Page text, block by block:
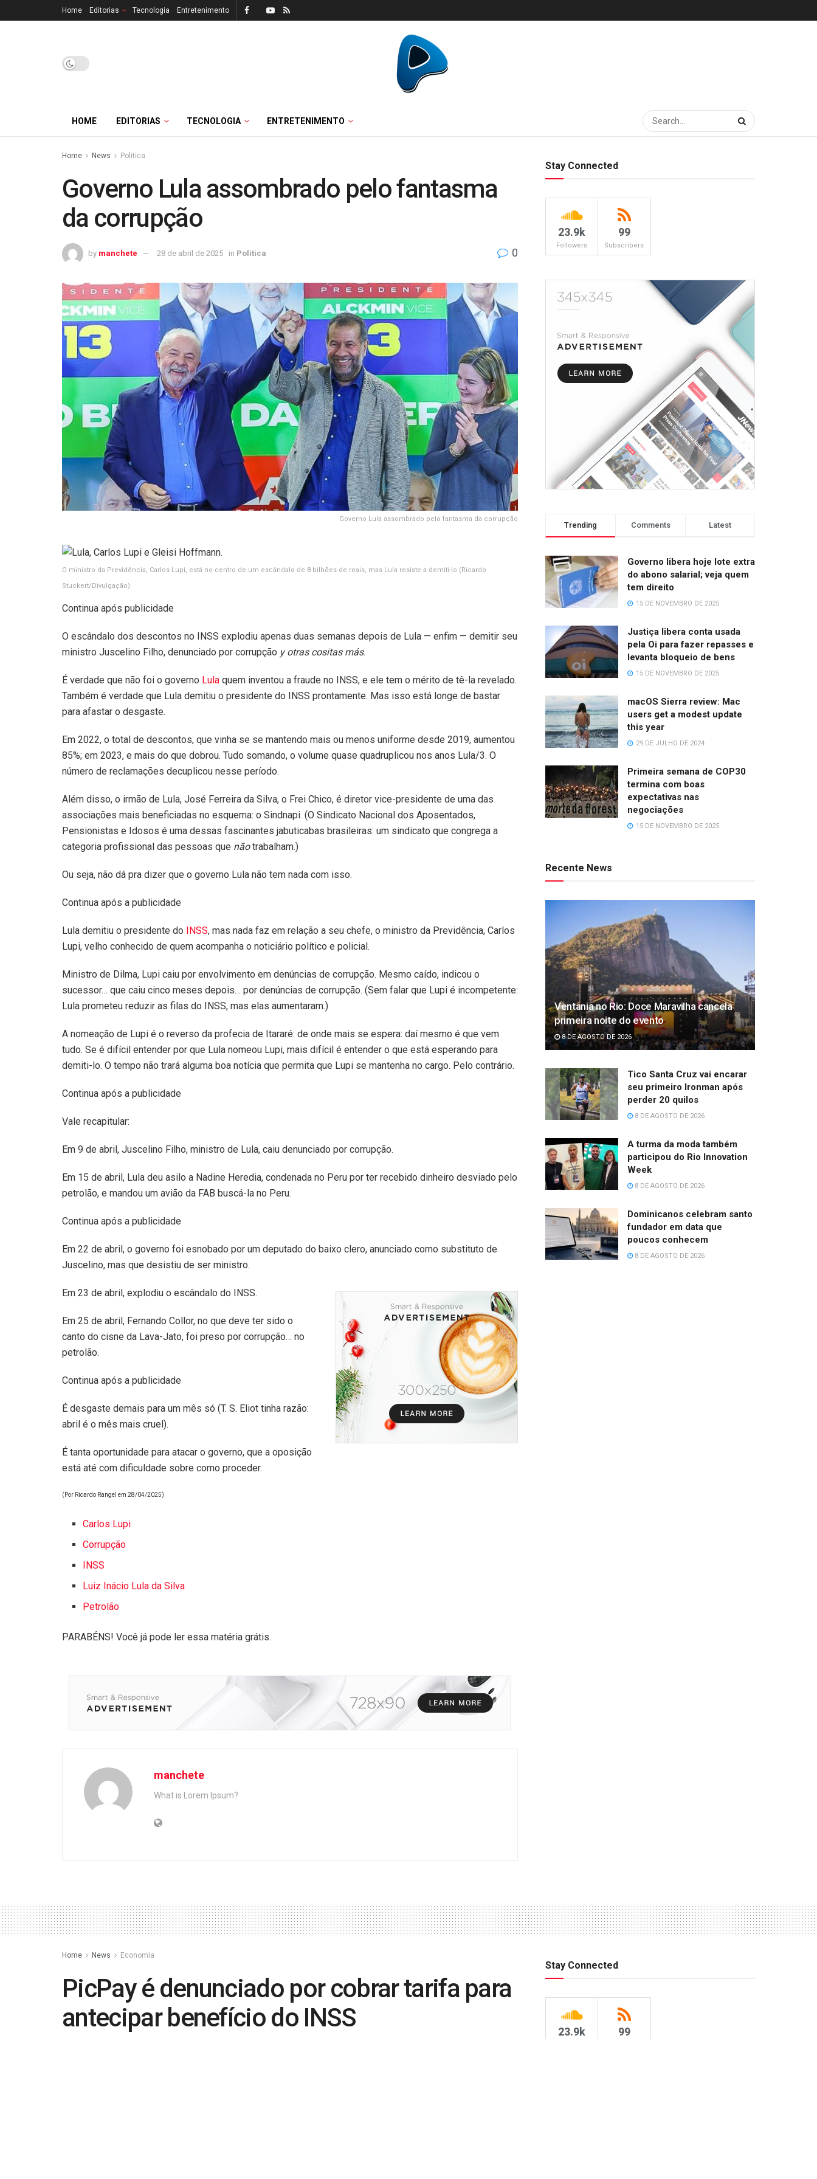
Home Editorias Tecnologia Entretenimento
HOME EDITORIAS TECNOLOGIA ENTRETENIMENTO
Home News Politica
Governo Lula assombrado pelo fantasma
da corrupção
by manchete 28 de abril de 2025 in Politica 0
Governo Lula assombrado pelo fantasma da corrupção
O ministro da Previdência, Carlos Lupi, está no centro de um escândalo de 8 bilhões de reais, mas Lula resiste a demiti-lo (Ricardo
Stuckert/Divulgação)
Continua após publicidade
O escândalo dos descontos no INSS explodiu apenas duas semanas depois de Lula — enfim — demitir seu
ministro Juscelino Filho, denunciado por corrupção y otras cositas más.
É verdade que não foi o governo Lula quem inventou a fraude no INSS, e ele tem o mérito de tê-la revelado.
Também é verdade que Lula demitiu o presidente do INSS prontamente. Mas isso está longe de bastar
para afastar o desgaste.
Em 2022, o total de descontos, que vinha se se mantendo mais ou menos uniforme desde 2019, aumentou
85%; em 2023, e mais do que dobrou. Tudo somando, o volume quase quadruplicou nos anos Lula/3. O
número de reclamações decuplicou nesse período.
Além disso, o irmão de Lula, José Ferreira da Silva, o Frei Chico, é diretor vice-presidente de uma das
associações mais beneficiadas no esquema: o Sindnapi. (O Sindicato Nacional dos Aposentados,
Pensionistas e Idosos é uma dessas fascinantes jabuticabas brasileiras: um sindicato que congrega a
categoria profissional das pessoas que nãotrabalham.)
Ou seja, não dá pra dizer que o governo Lula não tem nada com isso.
Continua após a publicidade
Lula demitiu o presidente do INSS, mas nada faz em relação a seu chefe, o ministro da Previdência, Carlos
Lupi, velho conhecido de quem acompanha o noticiário político e policial.
Ministro de Dilma, Lupi caiu por envolvimento em denúncias de corrupção. Mesmo caído, indicou o
sucessor… que caiu cinco meses depois… por denúncias de corrupção. (Sem falar que Lupi é incompetente:
Lula prometeu reduzir as filas do INSS, mas elas aumentaram.)
A nomeação de Lupi é o reverso da profecia de Itararé: de onde mais se espera: daí mesmo é que vem
tudo. Se é difícil entender por que Lula nomeou Lupi, mais difícil é entender o que está esperando para
demiti-lo. O tempo não trará alguma boa notícia que permita que Lupi se mantenha no cargo. Pelo contrário.
Continua após a publicidade
Vale recapitular:
Em 9 de abril, Juscelino Filho, ministro de Lula, caiu denunciado por corrupção.
Em 15 de abril, Lula deu asilo a Nadine Heredia, condenada no Peru por ter recebido dinheiro desviado pelo
petrolão, e mandou um avião da FAB buscá-la no Peru.
Continua após a publicidade
Em 22 de abril, o governo foi esnobado por um deputado do baixo clero, anunciado como substituto de
Juscelino, mas que desistiu de ser ministro.
Em 23 de abril, explodiu o escândalo do INSS.
Em 25 de abril, Fernando Collor, no que deve ter sido o
canto do cisne da Lava-Jato, foi preso por corrupção… no
petrolão.
Continua após a publicidade
É desgaste demais para um mês só (T. S. Eliot tinha razão:
abril é o mês mais cruel).
É tanta oportunidade para atacar o governo, que a oposição
está até com dificuldade sobre como proceder.
(Por Ricardo Rangel em 28/04/2025)
Carlos Lupi
Corrupção
INSS
Luiz Inácio Lula da Silva
Petrolão
PARABÉNS! Você já pode ler essa matéria grátis.
manchete
What is Lorem Ipsum?
Stay Connected
23.9k
Followers
99
Subscribers
Trending Comments Latest
Governo libera hoje lote extra
do abono salarial; veja quem
tem direito
15 DE NOVEMBRO DE 2025
Justiça libera conta usada
pela Oi para fazer repasses e
levanta bloqueio de bens
15 DE NOVEMBRO DE 2025
macOS Sierra review: Mac
users get a modest update
this year
29 DE JULHO DE 2024
Primeira semana de COP30
termina com boas
expectativas nas
negociações
15 DE NOVEMBRO DE 2025
Recente News
Ventania no Rio: Doce Maravilha cancela
primeira noite do evento
8 DE AGOSTO DE 2026
Tico Santa Cruz vai encarar
seu primeiro Ironman após
perder 20 quilos
8 DE AGOSTO DE 2026
A turma da moda também
participou do Rio Innovation
Week
8 DE AGOSTO DE 2026
Dominicanos celebram santo
fundador em data que
poucos conhecem
8 DE AGOSTO DE 2026
Home News Economia
PicPay é denunciado por cobrar tarifa para
antecipar benefício do INSS
Stay Connected
23.9k 99